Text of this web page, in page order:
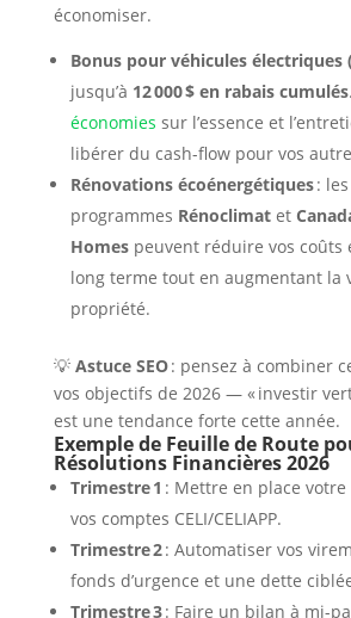
économiser.
Bonus pour véhicules électriques
jusqu’à 12 000 $ en rabais cumulés
économies sur l’essence et
libérer du cash-flow pour vos
Rénovations écoénergétiques: les
programmes Rénoclimatet
Homespeuvent réduire vos coûts
long terme tout en augmentant la
propriété.
💡 Astuce SEO: pensez à combiner
vos objectifs de 2026 — « investir
est une tendance forte cette année.
Exemple de Feuille de Route
Résolutions Financières 2026
Trimestre 1 : Mettre en place
vos comptes CELI/CELIAPP.
Trimestre 2: Automatiser vos
fonds d’urgence et une dette
Trimestre 3: Faire un bilan à mi-